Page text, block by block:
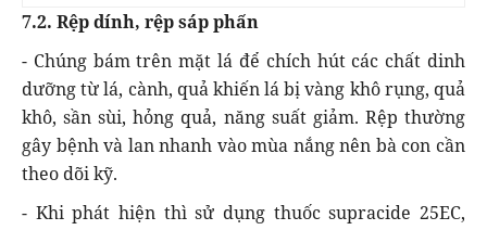
7.2. Rệp dính, rệp sáp phấn
- Chúng bám trên mặt lá để chích hút các chất dinh
dưỡng từ lá, cành, quả khiến lá bị vàng khô rụng, quả
khô, sần sùi, hỏng quả, năng suất giảm. Rệp thường
gây bệnh và lan nhanh vào mùa nắng nên bà con cần
theo dõi kỹ.
- Khi phát hiện thì sử dụng thuốc supracide 25EC,